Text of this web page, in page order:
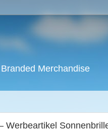
Merchandise
Werbeartikel